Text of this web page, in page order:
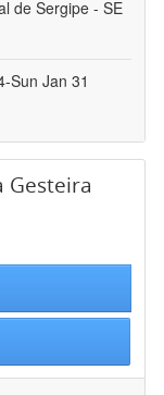
de Sergipe - SE
Sun Jan 31
Gesteira